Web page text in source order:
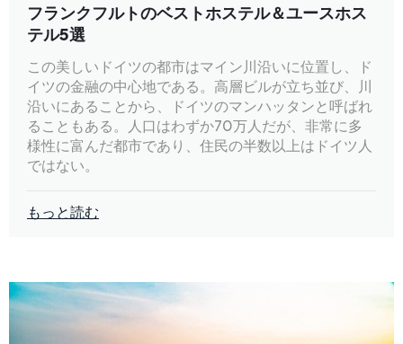
フランクフルトのベストホステル＆ユースホス
テル5選
この美しいドイツの都市はマイン川沿いに位置し、ド
イツの金融の中心地である。高層ビルが立ち並び、川
沿いにあることから、ドイツのマンハッタンと呼ばれ
ることもある。人口はわずか70万人だが、非常に多
様性に富んだ都市であり、住民の半数以上はドイツ人
ではない。
もっと読む